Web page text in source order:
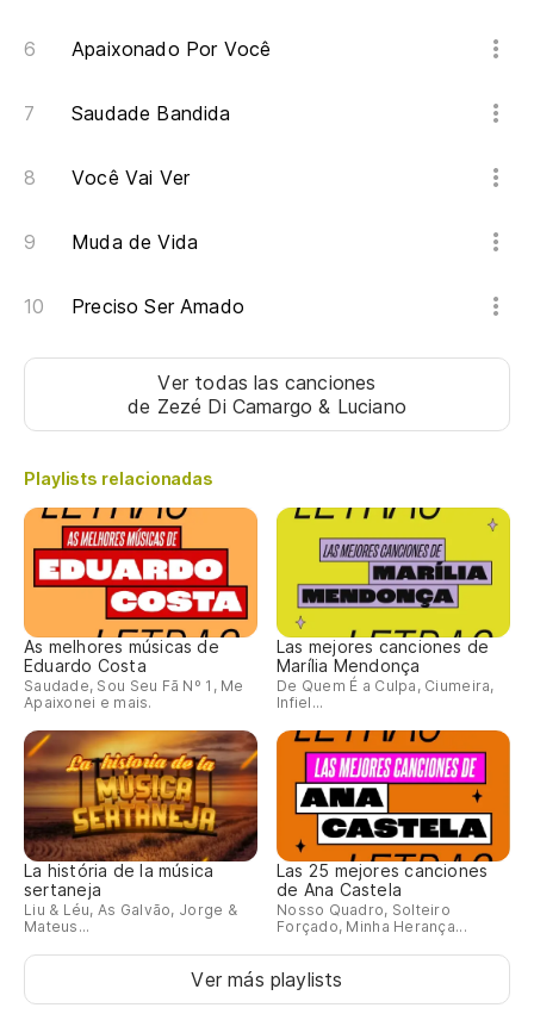
Apaixonado Por Você
Saudade Bandida
Você Vai Ver
Muda de Vida
Preciso Ser Amado
Ver todas las canciones
de Zezé Di Camargo & Luciano
Playlists relacionadas
As melhores músicas de
Eduardo Costa
Saudade, Sou Seu Fã Nº 1, Me
Apaixonei e mais.
Las mejores canciones de
Marília Mendonça
De Quem É a Culpa, Ciumeira,
Infiel...
La história de la música
sertaneja
Liu & Léu, As Galvão, Jorge &
Mateus...
Las 25 mejores canciones
de Ana Castela
Nosso Quadro, Solteiro
Forçado, Minha Herança...
Ver más playlists